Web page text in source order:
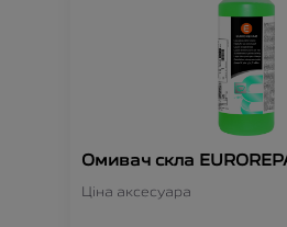
Омивач скла
Ціна аксесуара